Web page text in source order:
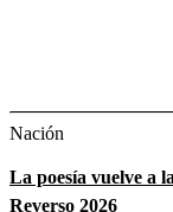
Nación
La poesía vuelve a
Reverso 2026